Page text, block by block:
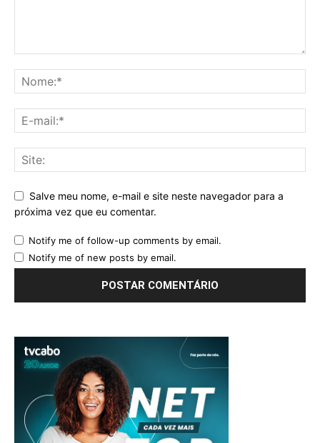
Salve meu nome, e-mail e site neste navegador para a
próxima vez que eu comentar.
Notify me of follow-up comments by email.
Notify me of new posts by email.